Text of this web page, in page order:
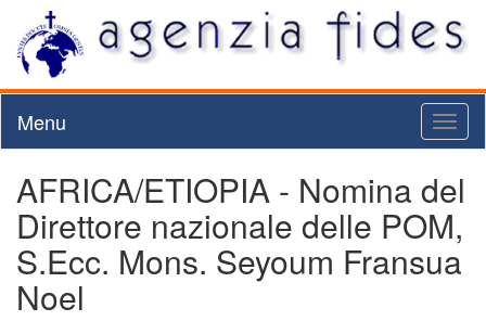
Menu
AFRICA/ETIOPIA - Nomina del
Direttore nazionale delle POM,
S.Ecc. Mons. Seyoum Fransua
Noel